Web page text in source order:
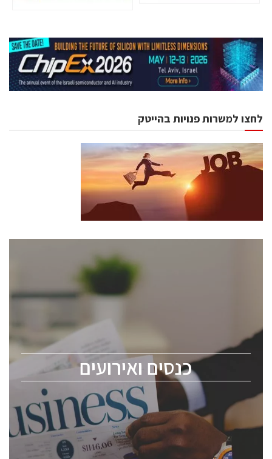
לחצו למשרות פנויות בהייטק
כנסים ואירועים
כנסים ואירועים
לכל העוסקים בתעשיית הסמיקונדקטור כולל מהנדסים,
ChipEx2026 will be held on May 12-13, 2026. The
conference is intended for everyone involved in the
semiconductor industry, including engineers,
professional experts, and senior executives.